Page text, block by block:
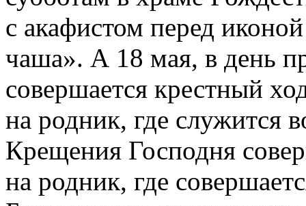
с акафистом перед
чаша». А 18 мая, в день
совершается крестный
на родник, где служится
Крещения Господня
на родник, где